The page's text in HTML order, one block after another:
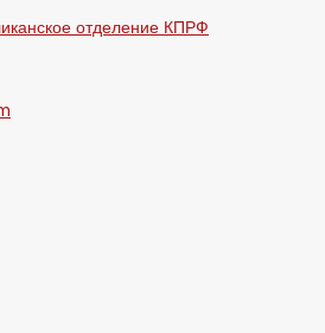
отделение КПРФ